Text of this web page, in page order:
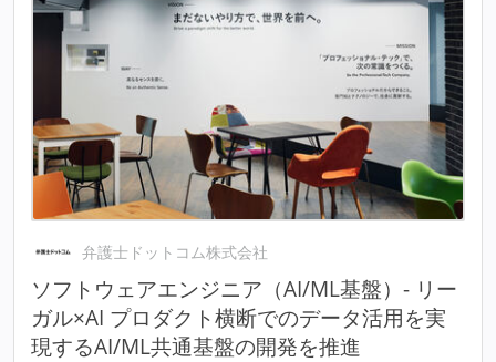
弁護士ドットコム株式会社
ソフトウェアエンジニア（AI/ML基盤）- リー
ガル×AI プロダクト横断でのデータ活用を実
現するAI/ML共通基盤の開発を推進